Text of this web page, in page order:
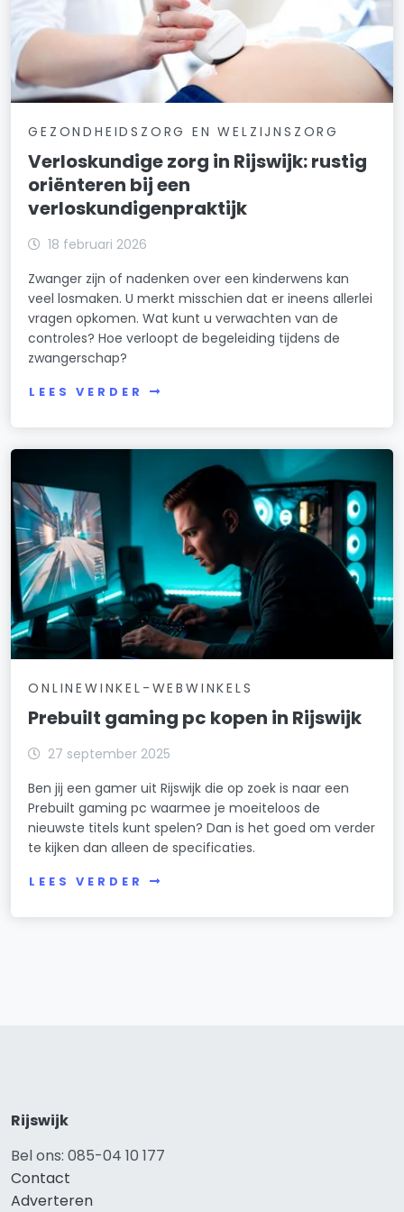
GEZONDHEIDSZORG EN WELZIJNSZORG
Verloskundige zorg in Rijswijk: rustig
oriënteren bij een
verloskundigenpraktijk
18 februari 2026
Zwanger zijn of nadenken over een kinderwens kan
veel losmaken. U merkt misschien dat er ineens allerlei
vragen opkomen. Wat kunt u verwachten van de
controles? Hoe verloopt de begeleiding tijdens de
zwangerschap?
LEES VERDER
ONLINEWINKEL-WEBWINKELS
Prebuilt gaming pc kopen in Rijswijk
27 september 2025
Ben jij een gamer uit Rijswijk die op zoek is naar een
Prebuilt gaming pc waarmee je moeiteloos de
nieuwste titels kunt spelen? Dan is het goed om verder
te kijken dan alleen de specificaties.
LEES VERDER
Rijswijk
Bel ons: 085-04 10 177
Contact
Adverteren